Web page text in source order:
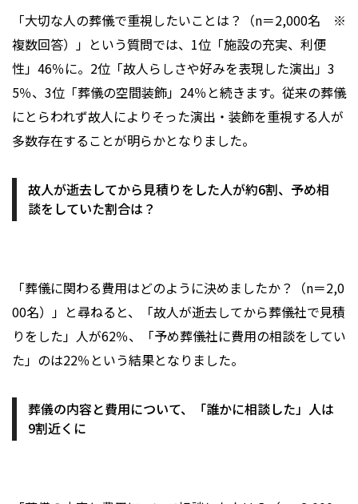
「大切な人の葬儀で重視したいことは？（n＝2,000名 ※
複数回答）」という質問では、1位「施設の充実、利便
性」46％に。2位「故人らしさや好みを表現した演出」3
5％、3位「葬儀の空間装飾」24％と続きます。従来の葬儀
にとらわれず故人によりそった演出・装飾を重視する人が
多数存在することが明らかとなりました。
故人が逝去してから見積りをした人が約6割、予め相
談をしていた割合は？
「葬儀に関わる費用はどのように決めましたか？（n＝2,0
00名）」と尋ねると、「故人が逝去してから葬儀社で見積
りをした」人が62％、「予め葬儀社に費用の相談をしてい
た」のは22％という結果となりました。
葬儀の内容と費用について、「誰かに相談した」人は
9割近くに